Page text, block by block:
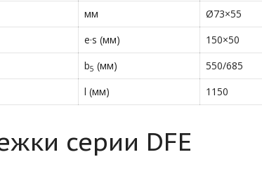
мм
Ø73×55
e·s (мм)
150×50
b5 (мм)
550/685
l (мм) 1150
серии DFE